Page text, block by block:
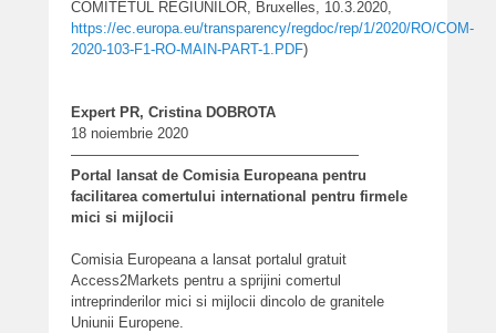
COMITETUL REGIUNILOR, Bruxelles, 10.3.2020,
https://ec.europa.eu/transparency/regdoc/rep/1/2020/RO/COM-
2020-103-F1-RO-MAIN-PART-1.PDF)
Expert PR, Cristina DOBROTA
18 noiembrie 2020
————————————————————
Portal lansat de Comisia Europeana pentru
facilitarea comertului international pentru firmele
mici si mijlocii
Comisia Europeana a lansat portalul gratuit
Access2Markets pentru a sprijini comertul
intreprinderilor mici si mijlocii dincolo de granitele
Uniunii Europene.